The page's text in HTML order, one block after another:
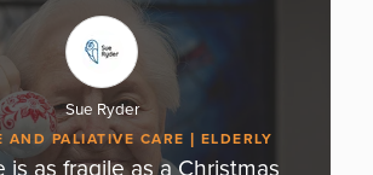
Sue Ryder
AND PALIATIVE CARE ELDERLY
is as fragile as a Christmas